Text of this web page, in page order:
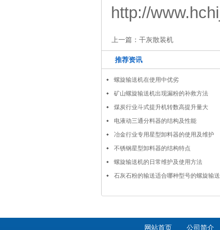
http://
上一篇： 干灰散装机
推荐资讯
螺旋输送机在使用中优劣
矿山螺旋输送机出现漏粉的补救方法
煤炭行业斗式提升机转数高提升量大
电液动三通分料器的结构及性能
冶金行业专用星型卸料器的使用及维护
不锈钢星型卸料器的结构特点
螺旋输送机的日常维护及使用方法
石灰石粉的输送适合哪种型号的螺旋输
网站首页 公司简介